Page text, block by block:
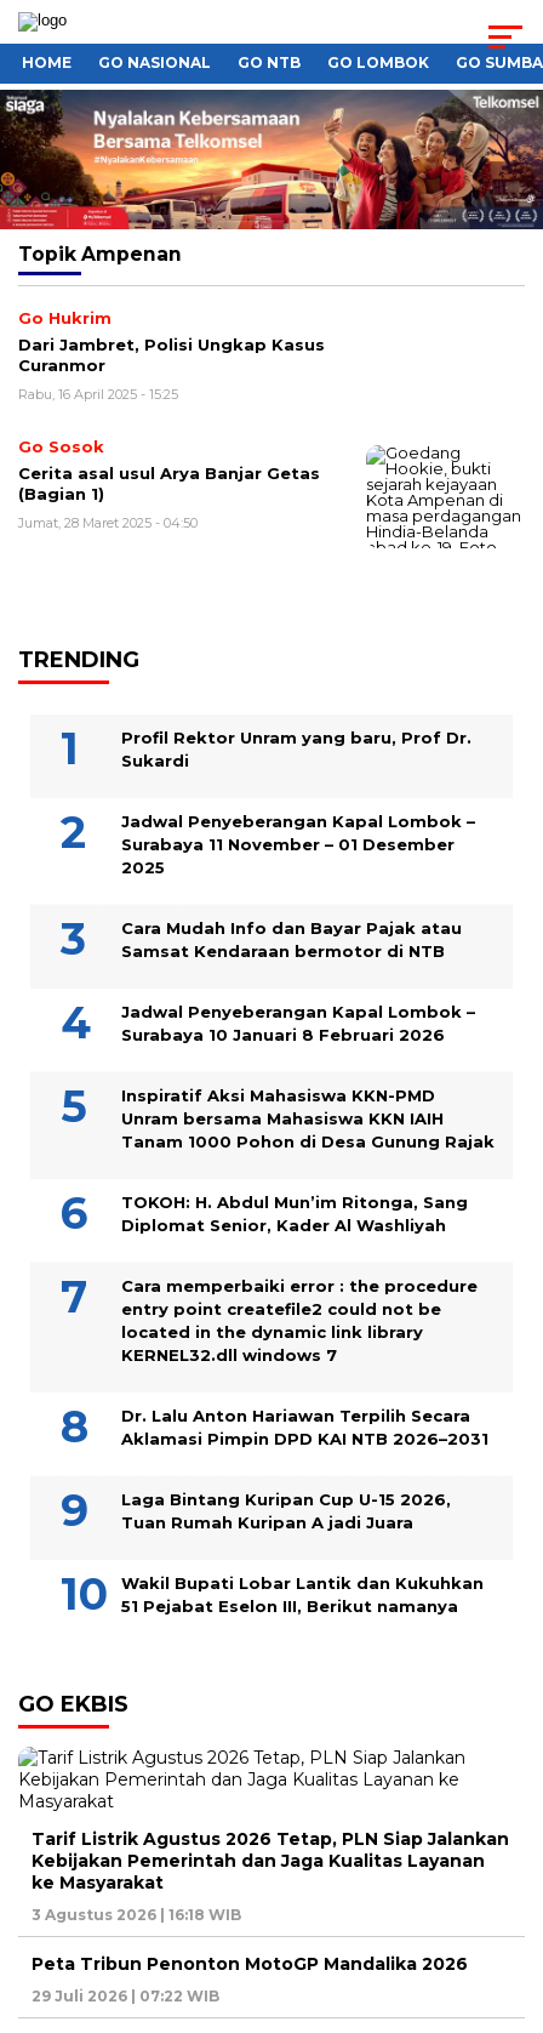
HOME GO NASIONAL GO NTB GO LOMBOK GO
Topik Ampenan
Go Hukrim
Dari Jambret, Polisi Ungkap Kasus
Curanmor
Rabu, 16 April 2025 - 15:25
Go Sosok
Cerita asal usul Arya Banjar Getas
(Bagian 1)
Jumat, 28 Maret 2025 - 04:50
TRENDING
Profil Rektor Unram yang baru, Prof Dr.
Sukardi
Jadwal Penyeberangan Kapal Lombok –
Surabaya 11 November – 01 Desember
2025
Cara Mudah Info dan Bayar Pajak atau
Samsat Kendaraan bermotor di NTB
Jadwal Penyeberangan Kapal Lombok –
Surabaya 10 Januari 8 Februari 2026
Inspiratif Aksi Mahasiswa KKN-PMD
Unram bersama Mahasiswa KKN IAIH
Tanam 1000 Pohon di Desa Gunung Rajak
TOKOH: H. Abdul Mun’im Ritonga, Sang
Diplomat Senior, Kader Al Washliyah
Cara memperbaiki error : the procedure
entry point createfile2 could not be
located in the dynamic link library
KERNEL32.dll windows 7
Dr. Lalu Anton Hariawan Terpilih Secara
Aklamasi Pimpin DPD KAI NTB 2026–2031
Laga Bintang Kuripan Cup U-15 2026,
Tuan Rumah Kuripan A jadi Juara
Wakil Bupati Lobar Lantik dan Kukuhkan
51 Pejabat Eselon III, Berikut namanya
GO EKBIS
Tarif Listrik Agustus 2026 Tetap, PLN Siap Jalankan
Kebijakan Pemerintah dan Jaga Kualitas Layanan
ke Masyarakat
3 Agustus 2026 | 16:18 WIB
Peta Tribun Penonton MotoGP Mandalika 2026
29 Juli 2026 | 07:22 WIB